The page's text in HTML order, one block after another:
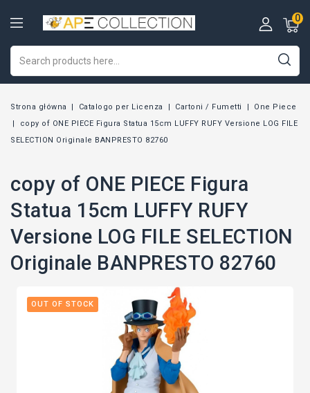
0
Strona główna Catalogo per Licenza Cartoni / Fumetti
One Piece
copy of ONE PIECE Figura Statua 15cm LUFFY RUFY Versione LOG FILE
SELECTION Originale BANPRESTO 82760
copy of ONE PIECE Figura
Statua 15cm LUFFY RUFY
Versione LOG FILE SELECTION
Originale BANPRESTO 82760
OUT OF STOCK